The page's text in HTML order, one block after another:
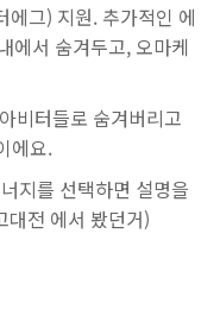
그) 지원. 추가적인 에
에서 숨겨두고, 오마케
비터들로 숨겨버리고
에요.
지를 선택하면 설명을
대전 에서 봤던거)